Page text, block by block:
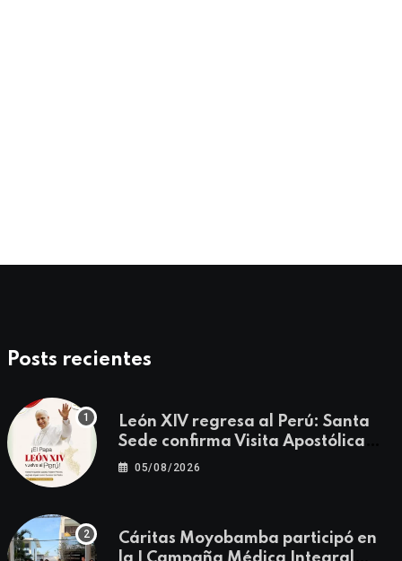
Posts recientes
León XIV regresa al Perú: Santa
Sede confirma Visita Apostólica
del 11 al 17 de noviembre
05/08/2026
Cáritas Moyobamba participó en